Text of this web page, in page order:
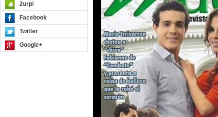
2urpi
Facebook
Twitter
Google+